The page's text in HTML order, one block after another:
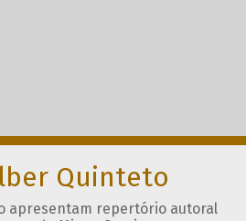
Quinteto
apresentam repertório autoral